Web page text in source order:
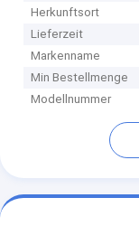
Herkunftsort
Lieferzeit
Markenname
Min Bestellmenge
Modellnummer